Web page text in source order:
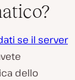
se il server
dello